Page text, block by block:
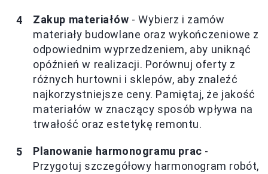
Zakup materiałów - Wybierz i zamów
materiały budowlane oraz wykończeniowe z
odpowiednim wyprzedzeniem, aby uniknąć
opóźnień w realizacji. Porównuj oferty z
różnych hurtowni i sklepów, aby znaleźć
najkorzystniejsze ceny. Pamiętaj, że jakość
materiałów w znaczący sposób wpływa na
trwałość oraz estetykę remontu.
Planowanie harmonogramu prac -
Przygotuj szczegółowy harmonogram robót,